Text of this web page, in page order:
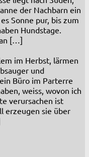
der Nachbarn ein
Sonne pur, bis zum
Hundstage.
[…]
im Herbst, lärmen
und
Büro im Parterre
weiss, wovon ich
verursachen ist
erzeugen sie über